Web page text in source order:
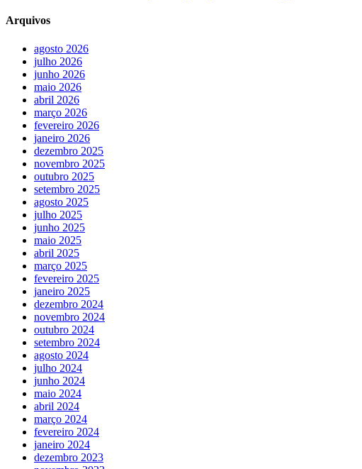
Arquivos
agosto 2026
julho 2026
junho 2026
maio 2026
abril 2026
março 2026
fevereiro 2026
janeiro 2026
dezembro 2025
novembro 2025
outubro 2025
setembro 2025
agosto 2025
julho 2025
junho 2025
maio 2025
abril 2025
março 2025
fevereiro 2025
janeiro 2025
dezembro 2024
novembro 2024
outubro 2024
setembro 2024
agosto 2024
julho 2024
junho 2024
maio 2024
abril 2024
março 2024
fevereiro 2024
janeiro 2024
dezembro 2023